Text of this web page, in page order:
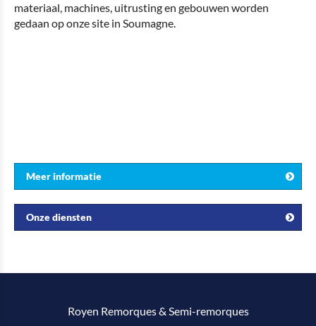
materiaal, machines, uitrusting en gebouwen worden
gedaan op onze site in Soumagne.
Meer informatie
Onze diensten
Royen Remorques & Semi-remorques